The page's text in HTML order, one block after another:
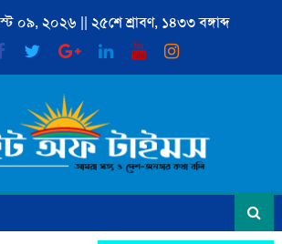
০৯, ২০২৬ || ২৫শে শ্রাবণ, ১৪৩৩ বঙ্গাব্দ